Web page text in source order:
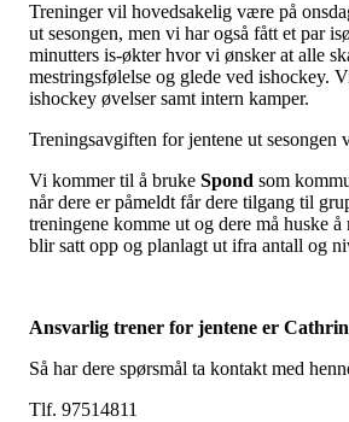
Treninger vil hovedsakelig være på
ut sesongen, men vi har også fått et par
minutters is-økter hvor vi ønsker at alle
mestringsfølelse og glede ved ishockey.
ishockey øvelser samt intern kamper.
Treningsavgiften for jentene ut
Vi kommer til å bruke Spond som
når dere er påmeldt får dere tilgang til
treningene komme ut og dere må huske
blir satt opp og planlagt ut ifra antall og
Ansvarlig trener for jentene er
Så har dere spørsmål ta kontakt med
Tlf. 97514811